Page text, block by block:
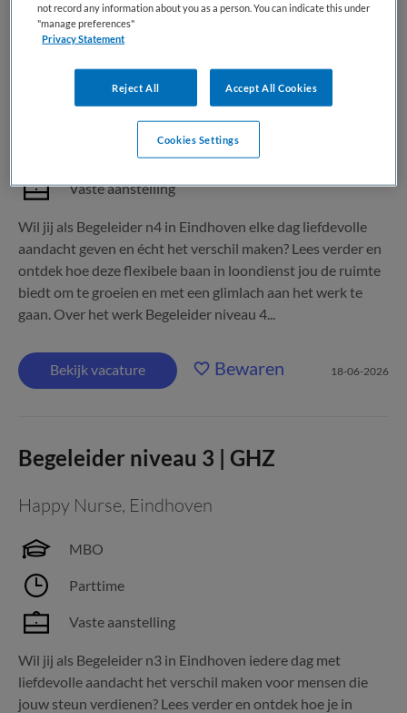
Begeleider niveau 4 | GHZ
Happy Nurse,Eindhoven
Vaste aanstelling
Wil jij als Begeleider n4 in Eindhoven elke dag liefdevolle
aandacht geven en écht het verschil maken? Lees verder en
ontdek hoe deze flexibele baan in loondienst jou de ruimte
biedt om te groeien en met een glimlach aan het werk te
gaan. Over het werk Begeleider niveau 4...
Bekijk vacature Bewaren 18-06-2026
Begeleider niveau 3 | GHZ
Happy Nurse, Eindhoven
MBO
Parttime
Vaste aanstelling
Wil jij als Begeleider n3 in Eindhoven iedere dag met
liefdevolle aandacht het verschil maken voor mensen die
jouw steun verdienen? Lees verder en ontdek hoe je in
not record any information about you as a person. You can indicate this under
"manage preferences"
Privacy Statement
Reject All Accept All Cookies
Cookies Settings